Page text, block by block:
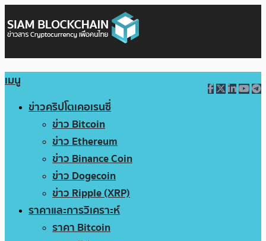
เมนู
ข่าวคริปโตเคอเรนซี่
ข่าว Bitcoin
ข่าว Ethereum
ข่าว Binance Coin
ข่าว Dogecoin
ข่าว Ripple (XRP)
ราคาและการวิเคราะห์
ราคา Bitcoin